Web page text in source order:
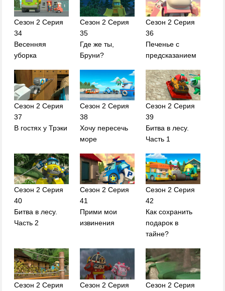
Сезон 2 Серия
34
Весенняя
уборка
Сезон 2 Серия
35
Где же ты,
Бруни?
Сезон 2 Серия
36
Печенье с
предсказанием
Сезон 2 Серия
37
В гостях у Трэки
Сезон 2 Серия
38
Хочу пересечь
море
Сезон 2 Серия
39
Битва в лесу.
Часть 1
Сезон 2 Серия
40
Битва в лесу.
Часть 2
Сезон 2 Серия
41
Прими мои
извинения
Сезон 2 Серия
42
Как сохранить
подарок в
тайне?
Сезон 2 Серия
Сезон 2 Серия
Сезон 2 Серия